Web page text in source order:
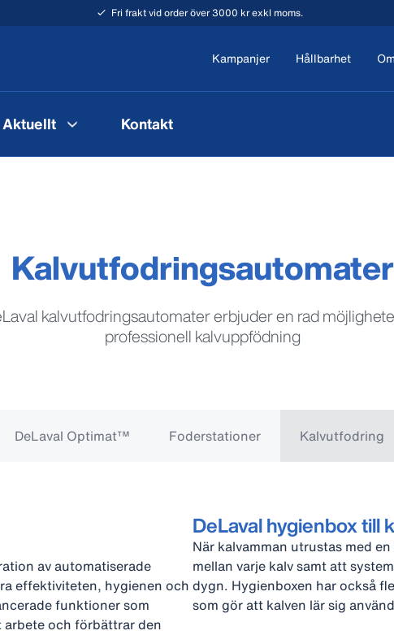
Fri frakt vid order över 3000 kr exkl moms.
Kampanjer Hållbarhet
Aktuellt Kontakt
Kalvutfodringsautomater
kalvutfodringsautomater erbjuder en rad
professionell kalvuppfödning
DeLaval Optimat™ Foderstationer Kalvutfodring
av automatiserade
effektiviteten, hygienen och
funktioner som
arbete och förbättrar den
DeLaval hygienbox till
När kalvamman utrustas med
mellan varje kalv samt att
dygn. Hygienboxen har också
som gör att kalven lär sig